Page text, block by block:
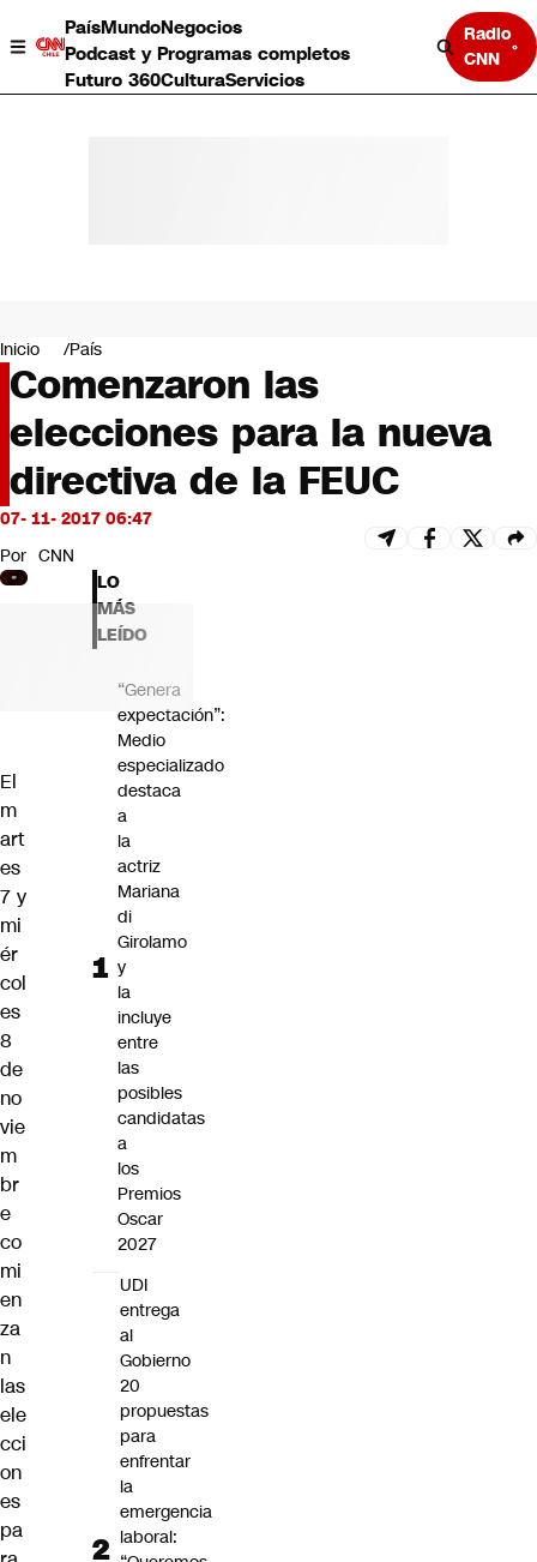
PaísMundoNegocios
Podcast y Programas completos
Futuro 360CulturaServicios
Radio
CNN
Negocios
Deportes
Programas completos
Cultura
Servicios
Bits
CNN tiempo
Futuro 360
Opinión
Inicio País
Comenzaron las
elecciones para la nueva
directiva de la FEUC
07- 11- 2017 06:47
Por CNN
El
m
art
es
7 y
mi
ér
col
es
8
de
no
vie
m
br
e
co
mi
en
za
n
las
ele
cci
on
es
pa
LO
MÁS
LEÍDO
“Genera
expectación”:
Medio
especializado
destaca
a
la
actriz
Mariana
di
Girolamo
y
la
incluye
entre
las
posibles
candidatas
a
los
Premios
Oscar
2027
UDI
entrega
al
Gobierno
20
propuestas
para
enfrentar
la
emergencia
laboral: